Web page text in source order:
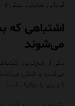
قربانی نمایش بیش از
اشتباهی که
می‌شوند
یکی از رایج‌ترین
می‌کنند و تلاش می‌کنند
کاربران را برطرف کنند.